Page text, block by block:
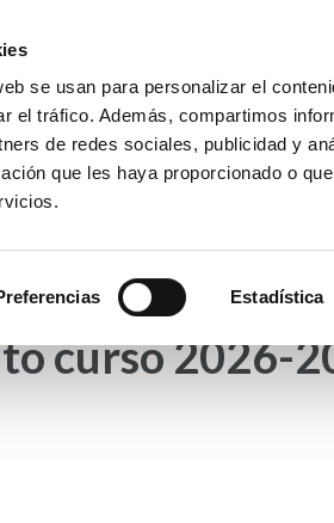
se usan para personalizar el
el tráfico. Además, compartimos
de redes sociales, publicidad y
que les haya proporcionado o
Estadística
La Purísima Alzira
HEMEROTECA PREMIOS
curso 2026-